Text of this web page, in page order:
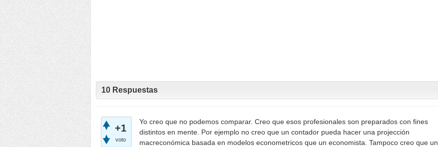
10 Respuestas
+1
voto
Yo creo que no podemos comparar. Creo que esos profesionales son preparados con fines
distintos en mente. Por ejemplo no creo que un contador pueda hacer una projección
macreconómica basada en modelos econometricos que un economista. Tampoco creo que un